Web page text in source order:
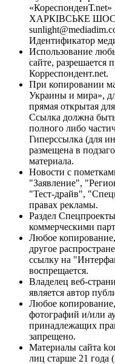
«КореспонденТ.net»
ХАРКІВСЬКЕ ШОСЕ,
Идентификатор
Использование
сайте, разрешается
Корреспондент.net.
При копировании
Украины и мира»,
прямая открытая
Ссылка должна
полного либо
Гиперссылка (для
размещена в
материала.
Новости с
"Заявление",
"Тест-драйв",
правах рекламы.
Раздел
коммерческими
Любое
другое
ссылку на
воспрещается.
Владелец веб-
является автор
Любое
фотографий и/или
принадлежащих
запрещено.
Материалы сайта
лиц старше 21 года